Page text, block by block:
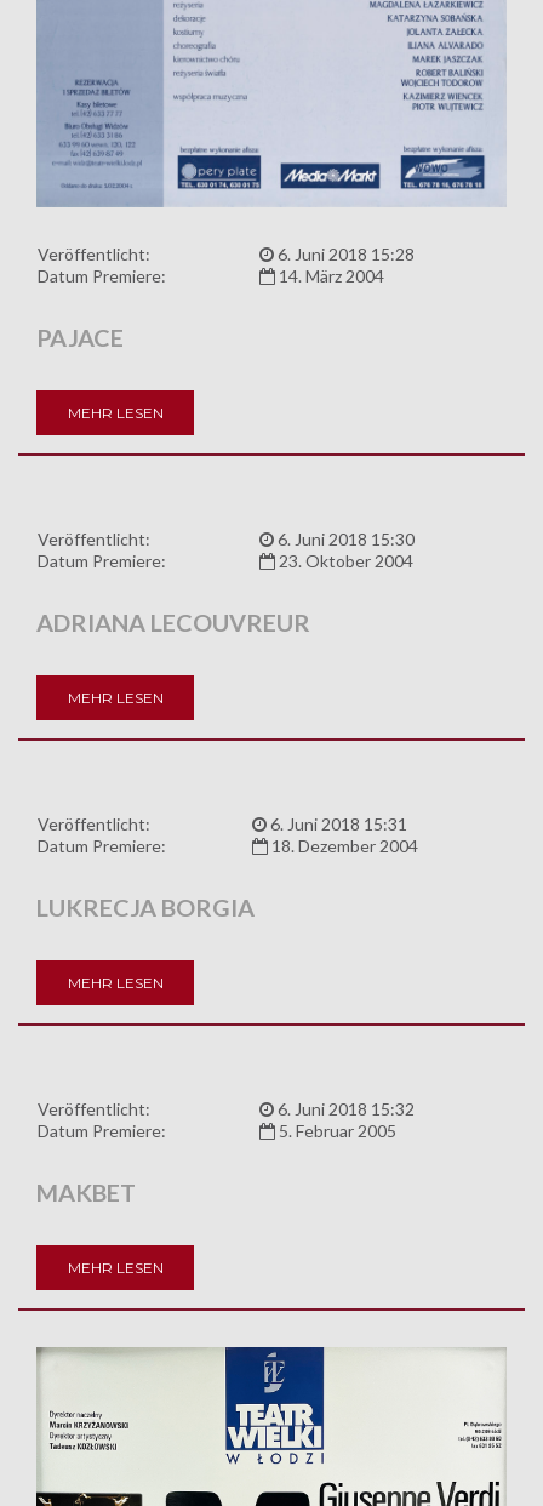
Veröffentlicht:
6. Juni 2018 15:28
Datum Premiere:
14. März 2004
PAJACE
MEHR LESEN
Veröffentlicht:
6. Juni 2018 15:30
Datum Premiere:
23. Oktober 2004
ADRIANA LECOUVREUR
MEHR LESEN
Veröffentlicht:
6. Juni 2018 15:31
Datum Premiere:
18. Dezember 2004
LUKRECJA BORGIA
MEHR LESEN
Veröffentlicht:
6. Juni 2018 15:32
Datum Premiere:
5. Februar 2005
MAKBET
MEHR LESEN